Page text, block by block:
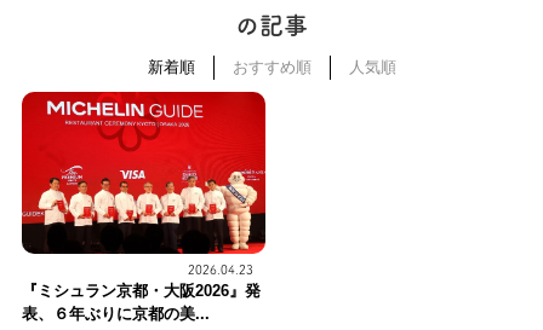
の記事
新着順 おすすめ順 人気順
2026.04.23
『ミシュラン京都・大阪2026』発
表、６年ぶりに京都の美...